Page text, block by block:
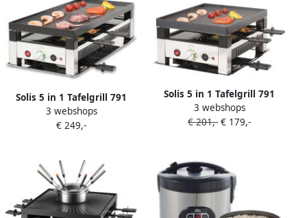
Solis 5 in 1 Tafelgrill 791
Gourmetstel 8 Personen
Grill Wok Pizzamaker
Bakplaat Gourmetten Zilver
Zwart
3 webshops
€ 249,-
Solis 5 in 1 Tafelgrill 791
Gourmetstel 4 Personen
Grill Wok Pizzamaker
Bakplaat Gourmetten Zilver
Zwart
3 webshops
€ 201,- € 179,-